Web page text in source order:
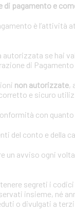
di pagamento e
è l’attività
autorizzata se hai
di
non autorizzate,
e sicuro
con
conto e della
avviso ogni
segreti i
insieme, né
o divulgati a